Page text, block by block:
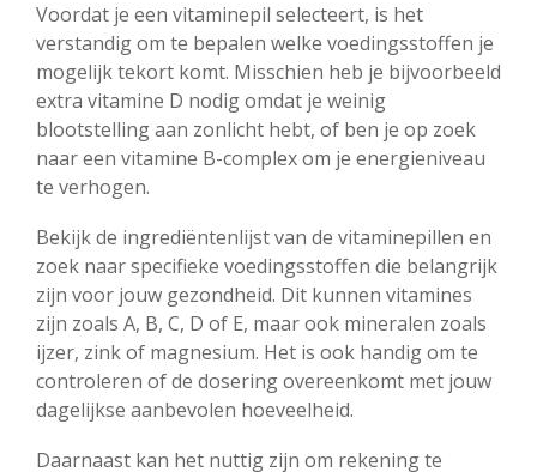
Voordat je een vitaminepil selecteert, is het
verstandig om te bepalen welke voedingsstoffen je
mogelijk tekort komt. Misschien heb je bijvoorbeeld
extra vitamine D nodig omdat je weinig
blootstelling aan zonlicht hebt, of ben je op zoek
naar een vitamine B-complex om je energieniveau
te verhogen.
Bekijk de ingrediëntenlijst van de vitaminepillen en
zoek naar specifieke voedingsstoffen die belangrijk
zijn voor jouw gezondheid. Dit kunnen vitamines
zijn zoals A, B, C, D of E, maar ook mineralen zoals
ijzer, zink of magnesium. Het is ook handig om te
controleren of de dosering overeenkomt met jouw
dagelijkse aanbevolen hoeveelheid.
Daarnaast kan het nuttig zijn om rekening te